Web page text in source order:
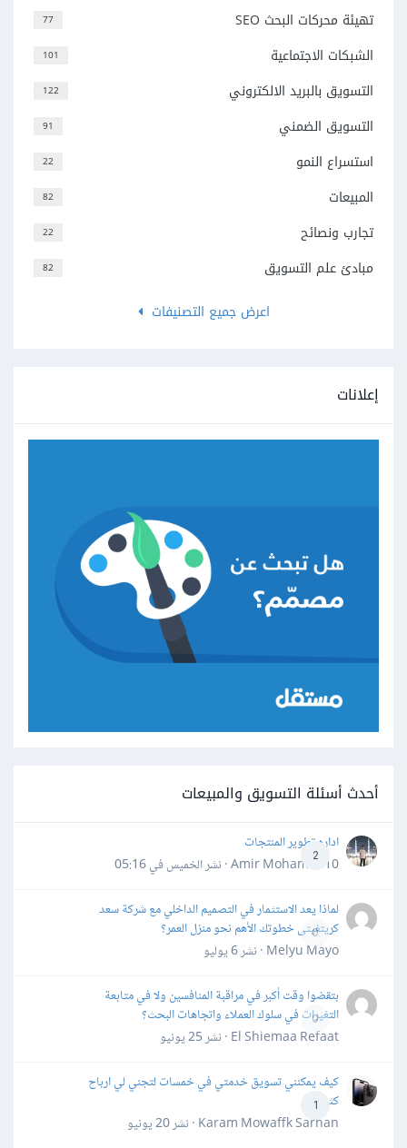
77 تهيئة محركات البحث SEO
101 الشبكات الاجتماعية
122 التسويق بالبريد الالكتروني
91 التسويق الضمني
22 استسراع النمو
82 المبيعات
22 تجارب ونصائح
82
مبادئ علم التسويق
اعرض جميع التصنيفات
إعلانات
أحدث أسئلة التسويق والمبيعات
2
اداره تطوير المنتجات
Amir Mohamed10 · نشر
الخميس في 05:16
0
لماذا يعد الاستثمار في التصميم الداخلي مع شركة سعد
كريتفيتى خطوتك الأهم نحو منزل العمر؟
Melyu Mayo · نشر
6 يوليو
0
بتقضوا وقت أكبر في مراقبة المنافسين ولا في متابعة
التغيرات في سلوك العملاء واتجاهات البحث؟
El Shiemaa Refaat · نشر
25 يونيو
1
كيف يمكنني تسويق خدمتي في خمسات لتجني لي ارباح
كثيرة
Karam Mowaffk Sarhan · نشر
20 يونيو